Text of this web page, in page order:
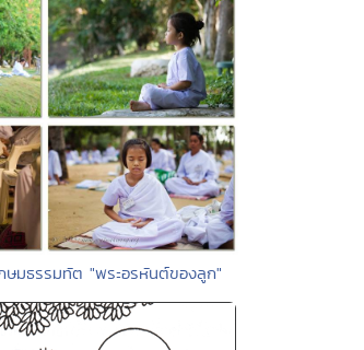
ษมธรรมทัต "พระอรหันต์ของลูก"